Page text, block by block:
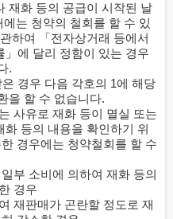
재화 등의 공급이 시작된 날
는 청약의 철회를 할 수 있
하여 「전자상거래 등에서
」에 달리 정함이 있는 경우
.
경우 다음 각호의 1에 해당
을 할 수 없습니다.
사유로 재화 등이 멸실 또는
화 등의 내용을 확인하기 위
경우에는 청약철회를 할 수
부 소비에 의하여 재화 등의
경우
재판매가 곤란할 정도로 재